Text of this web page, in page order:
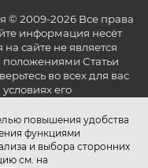
повышения удобства
функциями
и выбора сторонних
см. на
© 2009-2026 Все права
информация несёт
сайте не является
Статьи
во всех для вас
его